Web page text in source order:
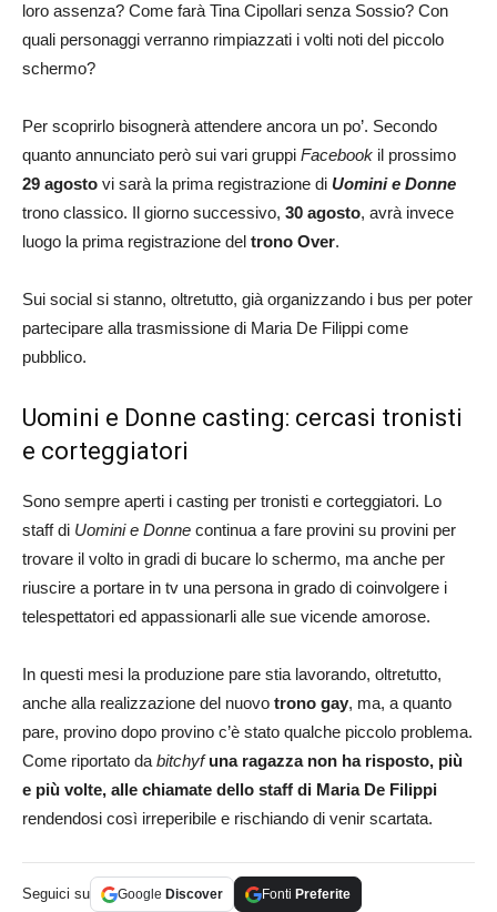
loro assenza? Come farà Tina Cipollari senza Sossio? Con
quali personaggi verranno rimpiazzati i volti noti del piccolo
schermo?
Per scoprirlo bisognerà attendere ancora un po’. Secondo
quanto annunciato però sui vari gruppi Facebook il prossimo
29 agosto vi sarà la prima registrazione di Uomini e Donne
trono classico. Il giorno successivo, 30 agosto, avrà invece
luogo la prima registrazione del trono Over.
Sui social si stanno, oltretutto, già organizzando i bus per poter
partecipare alla trasmissione di Maria De Filippi come
pubblico.
Uomini e Donne casting: cercasi tronisti
e corteggiatori
Sono sempre aperti i casting per tronisti e corteggiatori. Lo
staff di Uomini e Donne continua a fare provini su provini per
trovare il volto in gradi di bucare lo schermo, ma anche per
riuscire a portare in tv una persona in grado di coinvolgere i
telespettatori ed appassionarli alle sue vicende amorose.
In questi mesi la produzione pare stia lavorando, oltretutto,
anche alla realizzazione del nuovo trono gay, ma, a quanto
pare, provino dopo provino c’è stato qualche piccolo problema.
Come riportato da bitchyf una ragazza non ha risposto, più
e più volte, alle chiamate dello staff di Maria De Filippi
rendendosi così irreperibile e rischiando di venir scartata.
Seguici su Google Discover Fonti Preferite